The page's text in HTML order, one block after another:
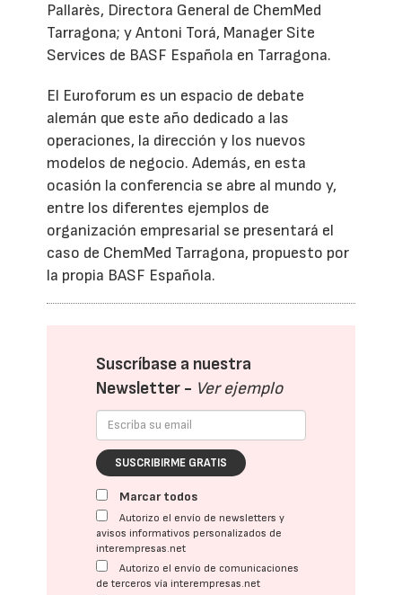
Pallarès, Directora General de ChemMed
Tarragona; y Antoni Torá, Manager Site
Services de BASF Española en Tarragona.
El Euroforum es un espacio de debate
alemán que este año dedicado a las
operaciones, la dirección y los nuevos
modelos de negocio. Además, en esta
ocasión la conferencia se abre al mundo y,
entre los diferentes ejemplos de
organización empresarial se presentará el
caso de ChemMed Tarragona, propuesto por
la propia BASF Española.
Suscríbase a nuestra
Newsletter - Ver ejemplo
SUSCRIBIRME GRATIS
Marcar todos
Autorizo el envío de newsletters y
avisos informativos personalizados de
interempresas.net
Autorizo el envío de comunicaciones
de terceros vía interempresas.net